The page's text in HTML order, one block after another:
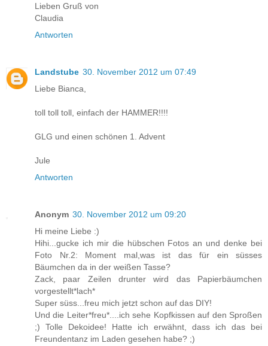
Lieben Gruß von
Claudia
Antworten
Landstube 30. November 2012 um 07:49
Liebe Bianca,
toll toll toll, einfach der HAMMER!!!!
GLG und einen schönen 1. Advent
Jule
Antworten
Anonym 30. November 2012 um 09:20
Hi meine Liebe :)
Hihi...gucke ich mir die hübschen Fotos an und denke bei
Foto Nr.2: Moment mal,was ist das für ein süsses
Bäumchen da in der weißen Tasse?
Zack, paar Zeilen drunter wird das Papierbäumchen
vorgestellt*lach*
Super süss...freu mich jetzt schon auf das DIY!
Und die Leiter*freu*....ich sehe Kopfkissen auf den Sproßen
;) Tolle Dekoidee! Hatte ich erwähnt, dass ich das bei
Freundentanz im Laden gesehen habe? ;)